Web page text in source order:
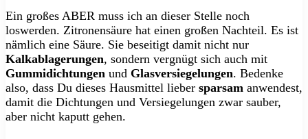
Ein großes ABER muss ich an dieser Stelle noch
loswerden. Zitronensäure hat einen großen Nachteil. Es ist
nämlich eine Säure. Sie beseitigt damit nicht nur
Kalkablagerungen, sondern vergnügt sich auch mit
Gummidichtungen und Glasversiegelungen. Bedenke
also, dass Du dieses Hausmittel lieber sparsam anwendest,
damit die Dichtungen und Versiegelungen zwar sauber,
aber nicht kaputt gehen.